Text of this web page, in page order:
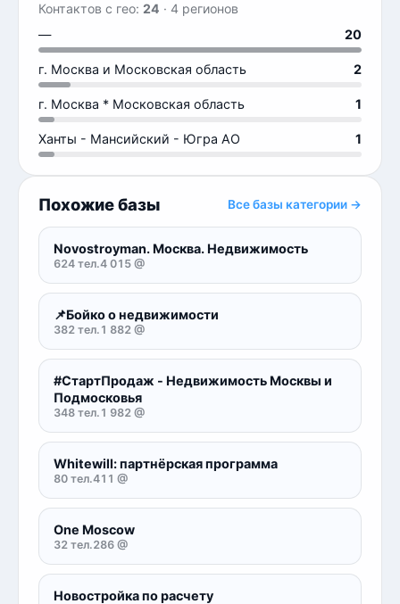
Контактов с гео: 24 · 4 регионов
—
20
г. Москва и Московская область 2
г. Москва * Московская область 1
Ханты - Мансийский - Югра АО 1
Похожие базы Все базы категории →
Novostroyman. Москва. Недвижимость
624 тел.4 015 @
📌Бойко о недвижимости
382 тел. 1 882 @
#СтартПродаж - Недвижимость Москвы и
Подмосковья
348 тел. 1 982 @
Whitewill: партнёрская программа
80 тел.411 @
One Moscow
32 тел.286 @
Новостройка по расчету